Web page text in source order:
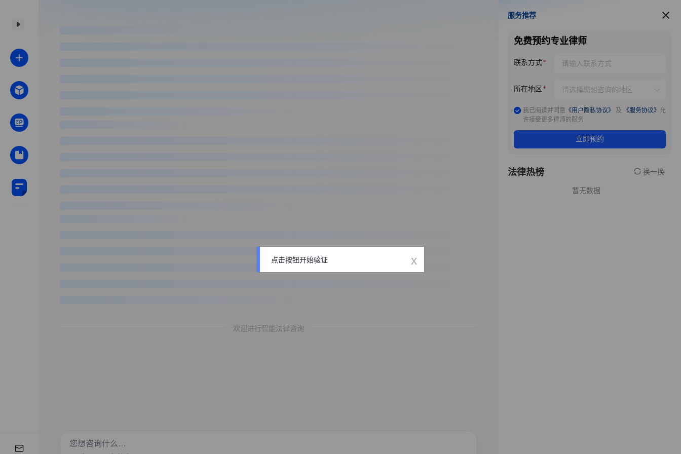
欢迎进行智能法律咨询
服务推荐
服务推荐
免费预约专业律师
联系方式
所在地区
我已阅读并同意 《用户隐私协议》 及 《服务协议》 允
许接受更多律师的服务
立即预约
法律热榜 换一换
暂无数据
点击按钮开始验证 x